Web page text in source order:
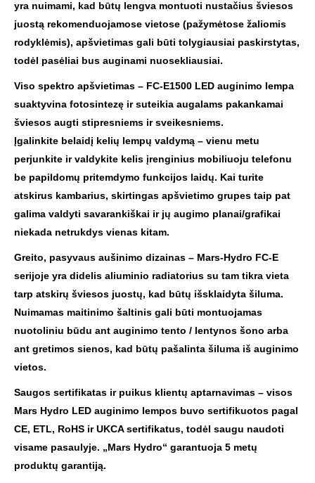
yra nuimami, kad būtų lengva montuoti nustačius šviesos
juostą rekomenduojamose vietose (pažymėtose žaliomis
rodyklėmis), apšvietimas gali būti tolygiausiai paskirstytas,
todėl pasėliai bus auginami nuosekliausiai.
Viso spektro apšvietimas – FC-E1500 LED auginimo lempa
suaktyvina fotosintezę ir suteikia augalams pakankamai
šviesos augti stipresniems ir sveikesniems.
Įgalinkite belaidį kelių lempų valdymą – vienu metu
perjunkite ir valdykite kelis įrenginius mobiliuoju telefonu
be papildomų pritemdymo funkcijos laidų. Kai turite
atskirus kambarius, skirtingas apšvietimo grupes taip pat
galima valdyti savarankiškai ir jų augimo planai/grafikai
niekada netrukdys vienas kitam.
Greito, pasyvaus aušinimo dizainas – Mars-Hydro FC-E
serijoje yra didelis aliuminio radiatorius su tam tikra vieta
tarp atskirų šviesos juostų, kad būtų išsklaidyta šiluma.
Nuimamas maitinimo šaltinis gali būti montuojamas
nuotoliniu būdu ant auginimo tento / lentynos šono arba
ant gretimos sienos, kad būtų pašalinta šiluma iš auginimo
vietos.
Saugos sertifikatas ir puikus klientų aptarnavimas – visos
Mars Hydro LED auginimo lempos buvo sertifikuotos pagal
CE, ETL, RoHS ir UKCA sertifikatus, todėl saugu naudoti
visame pasaulyje. „Mars Hydro“ garantuoja 5 metų
produktų garantiją.